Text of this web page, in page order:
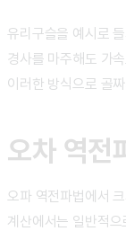
유리구슬을 예시로
경사를 마주해도 가
이러한 방식으로 골
오차 역전
오파 역전파법에서
계산에서는 일반적